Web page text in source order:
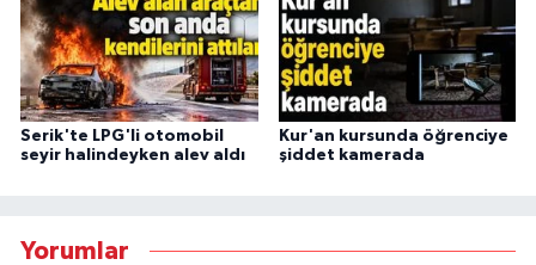
Serik'te LPG'li otomobil
seyir halindeyken alev aldı
Kur'an kursunda öğrenciye
şiddet kamerada
Yorumlar